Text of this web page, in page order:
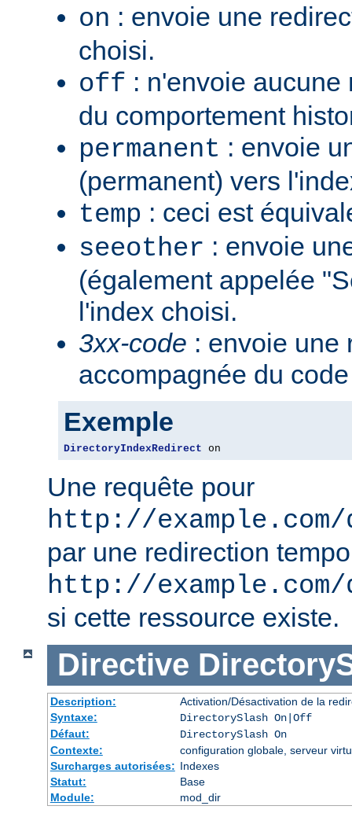
on : envoie une
choisi.
off : n'envoie
du comportement
permanent : envoie
(permanent) vers
temp : ceci est
seeother : envoie
(également appelée
l'index choisi.
3xx-code : envoie une
accompagnée du
Exemple
DirectoryIndexRedirect on
Une requête pour
http://example.com/
par une redirection
http://
si cette ressource existe.
Directive
Description:
Activation/Désactivation de la
Syntaxe:
DirectorySlash On|Off
Défaut:
DirectorySlash On
Contexte:
configuration globale, serveur
Surcharges autorisées: Indexes
Statut:
Base
Module:
mod_dir